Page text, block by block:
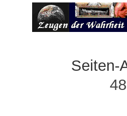
Seiten-